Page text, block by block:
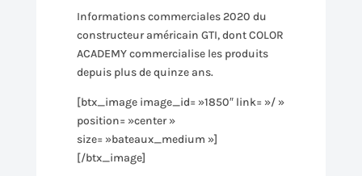
Informations commerciales 2020 du
constructeur américain GTI, dont COLOR
ACADEMY commercialise les produits
depuis plus de quinze ans.
[btx_image image_id= »1850″ link= »/ »
position= »center »
size= »bateaux_medium »]
[/btx_image]